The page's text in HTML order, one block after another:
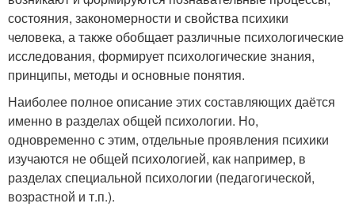
состояния, закономерности и свойства психики
человека, а также обобщает различные психологические
исследования, формирует психологические знания,
принципы, методы и основные понятия.
Наиболее полное описание этих составляющих даётся
именно в разделах общей психологии. Но,
одновременно с этим, отдельные проявления психики
изучаются не общей психологией, как например, в
разделах специальной психологии (педагогической,
возрастной и т.п.).